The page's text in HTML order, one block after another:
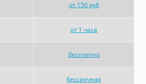
от 150 руб
от 1 часа
бесплатно
бессрочная